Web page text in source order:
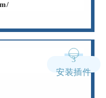
3
安装插件